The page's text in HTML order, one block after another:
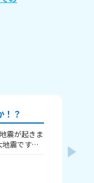
！？
震が起きま
震です。